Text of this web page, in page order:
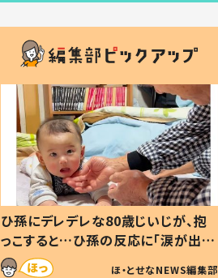
ひ孫にデレデレな80歳じいじが、抱
っこすると…ひ孫の反応に「涙が出ま
した」「可愛くて仕方ない」
ほ・とせなNEWS編集部